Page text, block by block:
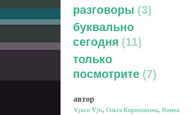
разговоры
3
буквально
сегодня
11
только
посмотрите
7
автор
Vjuen Vju, Ольга Кирюшкина, Янина